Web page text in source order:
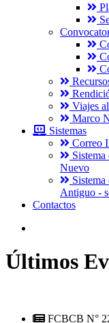
Viajes
Marco
Sistemas
Correo
Nuevo
Antiguo -
Contactos
Últimos
FCBCB N°